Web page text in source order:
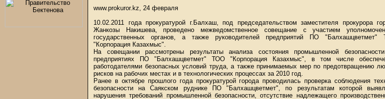
www.prokuror.kz, 24 февраля
10.02.2011 года прокуратурой г.Балхаш, под председательством заместителя прокурора
Жанкозы Накишева, проведено межведомственное совещание с участием
государственных органов, а также руководителей предприятий ПО "Балхашцветмет"
"Корпорация Казахмыс".
На совещании рассмотрены результаты анализа состояния промышленной
предприятиях ПО "Балхашцветмет" ТОО "Корпорация Казахмыс", в том числе
работодателями безопасных условий труда, а также принимаемых мер по предотвращению
рисков на рабочих местах и в технологических процессах за 2010 год.
Ранее в октябре прошлого года прокуратурой города проводилась проверка соблюдения
безопасности на Саякском руднике ПО "Балхашцветмет", по результатам которой
нарушения требований промышленной безопасности, отсутствие надлежащего